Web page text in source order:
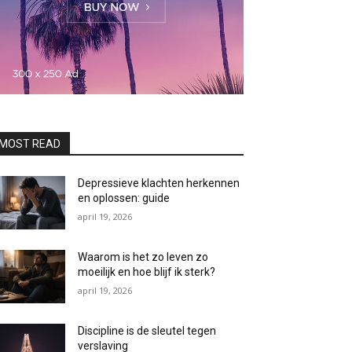
READ
Depressieve klachten herkennen
en oplossen: guide
april 19, 2026
Waarom is het zo leven zo
moeilijk en hoe blijf ik sterk?
april 19, 2026
Discipline is de sleutel tegen
verslaving